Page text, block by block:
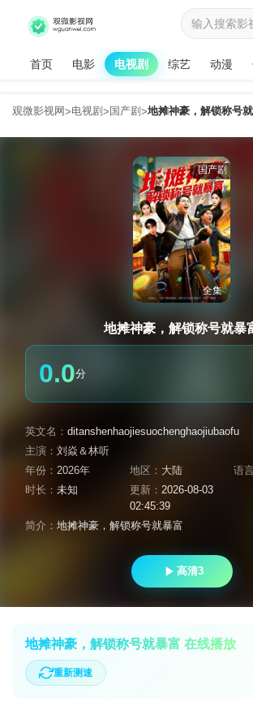
首页 电影 电视剧 综艺 动漫
观微影视网>电视剧 > 国产剧 >地摊神豪，解锁称号
国产剧
全集
地摊神豪，解锁称号就暴
0.0分
英文名： ditanshenhaojiesuochenghaojiubaofu
主演： 刘焱＆林听
年份： 2026年 地区： 大陆 语
时长： 未知 更新： 2026-08-03
02:45:39
简介： 地摊神豪，解锁称号就暴富
高清3
地摊神豪，解锁称号就暴富 在线播放
重新测速